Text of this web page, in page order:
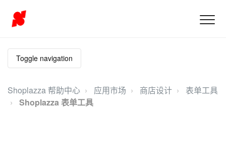
Toggle navigation
Shoplazza 帮助中心 应用市场 商店设计
表单工具
Shoplazza 表单工具